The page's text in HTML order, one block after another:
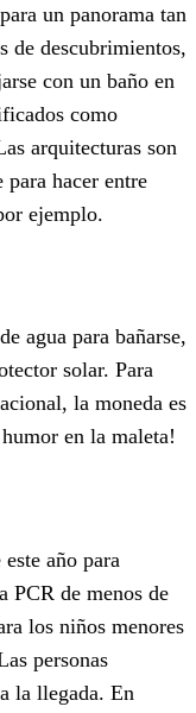
un panorama tan
de descubrimientos,
con un baño en
como
arquitecturas son
hacer entre
ejemplo.
agua para bañarse,
solar. Para
la moneda es
en la maleta!
año para
PCR de menos de
los niños menores
personas
la llegada. En